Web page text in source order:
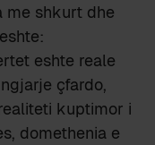
me shkurt dhe
eshte reale
çfardo,
kuptimor i
domethenia e